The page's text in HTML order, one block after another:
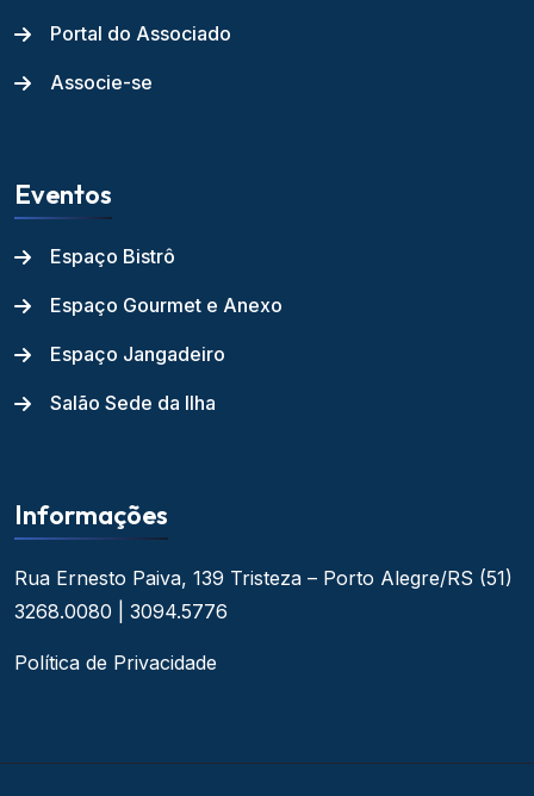
Portal do Associado
Associe-se
Eventos
Espaço Bistrô
Espaço Gourmet e Anexo
Espaço Jangadeiro
Salão Sede da Ilha
Informações
Rua Ernesto Paiva, 139 Tristeza – Porto Alegre/RS (51)
3268.0080 | 3094.5776
Política de Privacidade